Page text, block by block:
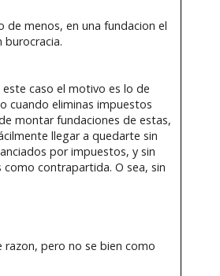
de menos, en una fundacion el
burocracia.
este caso el motivo es lo de
cuando eliminas impuestos
montar fundaciones de estas,
llegar a quedarte sin
por impuestos, y sin
como contrapartida. O sea, sin
razon, pero no se bien como